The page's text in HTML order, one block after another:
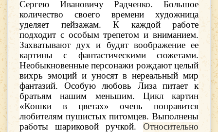
Сергею Ивановичу Радченко. Большое
количество своего времени художница
уделяет пейзажам. К каждой работе
подходит с особым трепетом и вниманием.
Захватывают дух и будят воображение ее
картины с фантастическими сюжетами.
Необыкновенные персонажи рождают целый
вихрь эмоций и уносят в нереальный мир
фантазий. Особую любовь Лиза питает к
братьям нашим меньшим. Цикл картин
«Кошки в цветах» очень понравится
любителям пушистых питомцев. Выполнены
работы шариковой ручкой. Относительно